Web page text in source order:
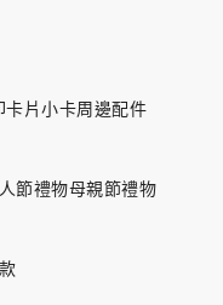
卡片小卡周邊配件
節禮物母親節禮物